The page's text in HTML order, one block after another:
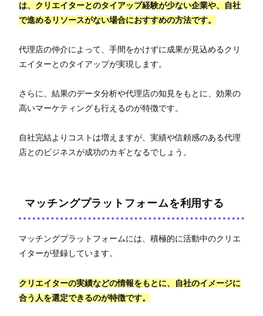
は、クリエイターとのタイアップ経験が少ない企業や、自社
で進めるリソースがない場合におすすめの方法です。
代理店の仲介によって、手間をかけずに成果が見込めるクリ
エイターとのタイアップが実現します。
さらに、結果のデータ分析や代理店の知見をもとに、効果の
高いマーケティングも行えるのが特徴です。
自社完結よりコストは増えますが、実績や信頼感のある代理
店とのビジネスが成功のカギとなるでしょう。
マッチングプラットフォームを利用する
マッチングプラットフォームには、積極的に活動中のクリエ
イターが登録しています。
クリエイターの実績などの情報をもとに、自社のイメージに
合う人を選定できるのが特徴です。